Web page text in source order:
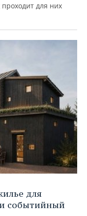
для них
для
событийный